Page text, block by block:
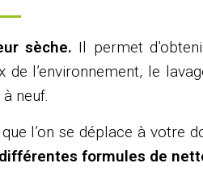
sèche. Il permet
l’environnement, le
neuf.
l’on se déplace à votre
différentes formules de